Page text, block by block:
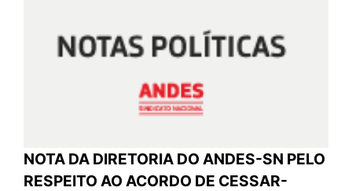
NOTA DA DIRETORIA DO ANDES-SN PELO
RESPEITO AO ACORDO DE CESSAR-